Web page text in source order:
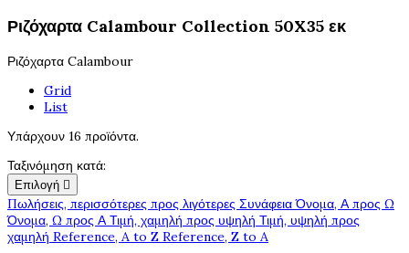
Ριζόχαρτα Calambour Collection 50X35 εκ
Ριζόχαρτα Calambour
Grid
List
Υπάρχουν 16 προϊόντα.
Ταξινόμηση κατά:
Επιλογή 
Πωλήσεις, περισσότερες προς λιγότερες ΣυνάφειαΌνομα, Α προς Ω
Όνομα, Ω προς ΑΤιμή, χαμηλή προς υψηλή Τιμή, υψηλή προς
χαμηλή Reference, A to Z Reference, Z to A